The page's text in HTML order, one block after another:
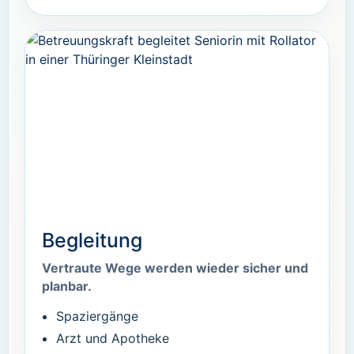
Begleitung
Vertraute Wege werden wieder sicher und
planbar.
Spaziergänge
Arzt und Apotheke